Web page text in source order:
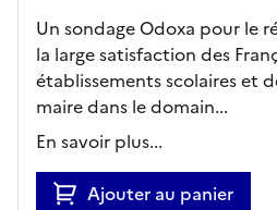
Un sondage Odoxa pour le
la large satisfaction des
établissements scolaires et
maire dans le domain...
En savoir plus...
Ajouter au panier